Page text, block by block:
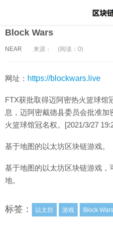
Block Wars
NEAR 来源： (阅读：0)
网址： https://blockwars.live
FTX获批取得迈阿密热火篮球馆
息，迈阿密戴德县委员会批准
火篮球馆冠名权。[2021/3/27
基于地图的以太坊区块链游戏。
基于地图的以太坊区块链游戏，
地。
标签： 以太坊 游戏 Block Wars